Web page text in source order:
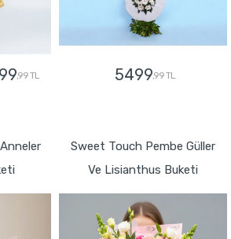
,99 TL 5499,99 TL
Sweet Touch Pembe Güller
Ve Lisianthus Buketi